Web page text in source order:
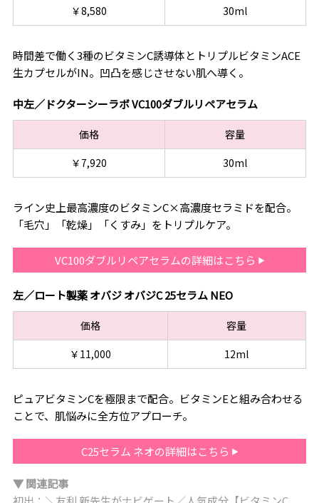
￥8,580 30ml
時間差で働く3種のビタミンC誘導体とトリプルビタミンACE
生カプセルがIN。凹凸を感じさせない肌へ導く。
中左／ドクターシーラボ VC100ダブルリペアセラム
価格
容量
￥7,920
30ml
ライン史上最高濃度のビタミンC×高濃度セラミドを配合。
「毛穴」「乾燥」「くすみ」をトリプルケア。
VC100ダブルリペアセラムの詳細はこちら
左／ロート製薬 オバジ オバジC 25セラム NEO
価格
容量
￥11,000
12ml
ピュアビタミンCを極限まで配合。ビタミンEと組み合わせる
ことで、肌悩みに全方位アプローチ。
C25セラム ネオの詳細はこちら
▼ 関連記事